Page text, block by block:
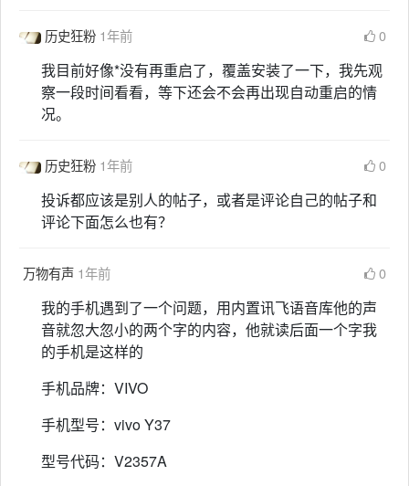
历史狂粉 1年前 0
我目前好像*没有再重启了，覆盖安装了一下，我先观
察一段时间看看，等下还会不会再出现自动重启的情
况。
历史狂粉 1年前 0
投诉都应该是别人的帖子，或者是评论自己的帖子和
评论下面怎么也有？
万物有声 1年前 0
我的手机遇到了一个问题，用内置讯飞语音库他的声
音就忽大忽小的两个字的内容，他就读后面一个字我
的手机是这样的
手机品牌：VIVO
手机型号：vivo Y37
型号代码：V2357A